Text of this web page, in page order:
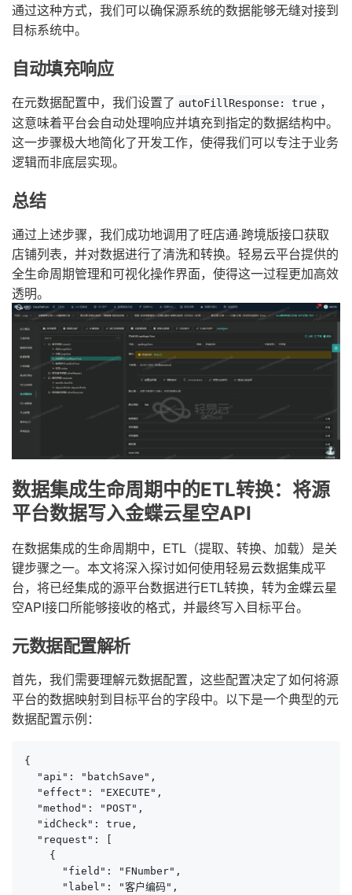
通过这种方式，我们可以确保源系统的数据能够无缝对接到
目标系统中。
自动填充响应
在元数据配置中，我们设置了 autoFillResponse: true ，
这意味着平台会自动处理响应并填充到指定的数据结构中。
这一步骤极大地简化了开发工作，使得我们可以专注于业务
逻辑而非底层实现。
总结
通过上述步骤，我们成功地调用了旺店通·跨境版接口获取
店铺列表，并对数据进行了清洗和转换。轻易云平台提供的
全生命周期管理和可视化操作界面，使得这一过程更加高效
透明。
数据集成生命周期中的ETL转换：将源
平台数据写入金蝶云星空API
在数据集成的生命周期中，ETL（提取、转换、加载）是关
键步骤之一。本文将深入探讨如何使用轻易云数据集成平
台，将已经集成的源平台数据进行ETL转换，转为金蝶云星
空API接口所能够接收的格式，并最终写入目标平台。
元数据配置解析
首先，我们需要理解元数据配置，这些配置决定了如何将源
平台的数据映射到目标平台的字段中。以下是一个典型的元
数据配置示例：
{
  "api": "batchSave",
  "effect": "EXECUTE",
  "method": "POST",
  "idCheck": true,
  "request": [
    {
      "field": "FNumber",
      "label": "客户编码",